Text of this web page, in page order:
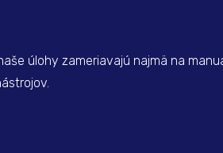
úlohy zameriavajú najmä na